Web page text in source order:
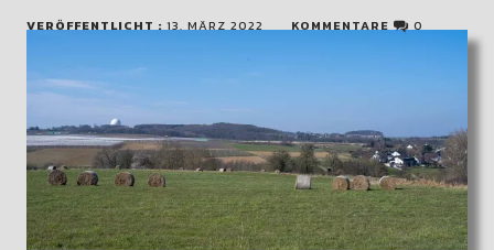
VERÖFFENTLICHT : 13. MÄRZ 2022 KOMMENTARE 0